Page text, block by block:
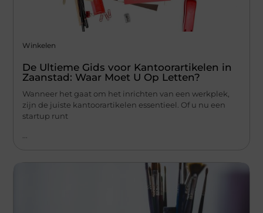
Winkelen
De Ultieme Gids voor Kantoorartikelen in
Zaanstad: Waar Moet U Op Letten?
Wanneer het gaat om het inrichten van een werkplek,
zijn de juiste kantoorartikelen essentieel. Of u nu een
startup runt